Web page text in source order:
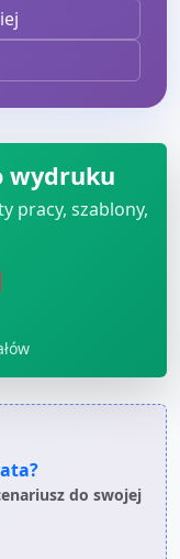
wydruku
pracy, szablony,
?
do swojej